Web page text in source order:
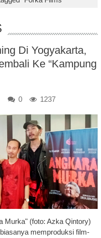
Di Yogyakarta,
Ke “Kampung
0 1237
Murka" (foto: Azka Qintory)
memproduksi film-